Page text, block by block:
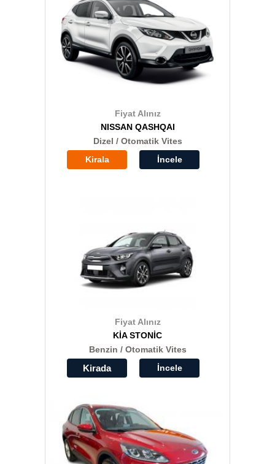
Fiyat Alınız
NISSAN QASHQAI
Dizel / Otomatik Vites
Kirala
İncele
Fiyat Alınız
KİA STONİC
Benzin / Otomatik Vites
Kirada İncele